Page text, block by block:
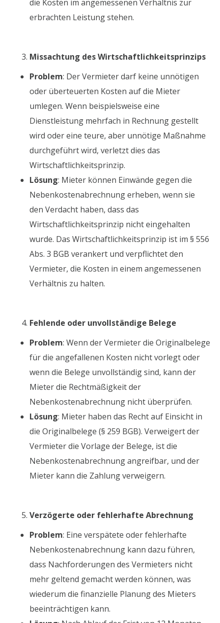
die Kosten im angemessenen Verhältnis zur
erbrachten Leistung stehen.
Missachtung des Wirtschaftlichkeitsprinzips
Problem: Der Vermieter darf keine unnötigen
oder überteuerten Kosten auf die Mieter
umlegen. Wenn beispielsweise eine
Dienstleistung mehrfach in Rechnung gestellt
wird oder eine teure, aber unnötige Maßnahme
durchgeführt wird, verletzt dies das
Wirtschaftlichkeitsprinzip.
Lösung: Mieter können Einwände gegen die
Nebenkostenabrechnung erheben, wenn sie
den Verdacht haben, dass das
Wirtschaftlichkeitsprinzip nicht eingehalten
wurde. Das Wirtschaftlichkeitsprinzip ist im § 556
Abs. 3 BGB verankert und verpflichtet den
Vermieter, die Kosten in einem angemessenen
Verhältnis zu halten.
Fehlende oder unvollständige Belege
Problem: Wenn der Vermieter die Originalbelege
für die angefallenen Kosten nicht vorlegt oder
wenn die Belege unvollständig sind, kann der
Mieter die Rechtmäßigkeit der
Nebenkostenabrechnung nicht überprüfen.
Lösung: Mieter haben das Recht auf Einsicht in
die Originalbelege (§ 259 BGB). Verweigert der
Vermieter die Vorlage der Belege, ist die
Nebenkostenabrechnung angreifbar, und der
Mieter kann die Zahlung verweigern.
Verzögerte oder fehlerhafte Abrechnung
Problem: Eine verspätete oder fehlerhafte
Nebenkostenabrechnung kann dazu führen,
dass Nachforderungen des Vermieters nicht
mehr geltend gemacht werden können, was
wiederum die finanzielle Planung des Mieters
beeinträchtigen kann.